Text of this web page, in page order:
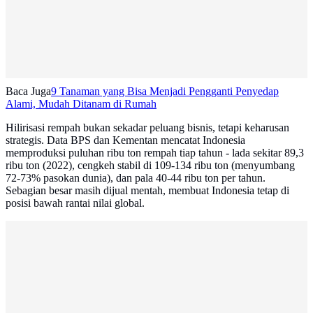
Baca Juga9 Tanaman yang Bisa Menjadi Pengganti Penyedap
Alami, Mudah Ditanam di Rumah
Hilirisasi rempah bukan sekadar peluang bisnis, tetapi keharusan
strategis. Data BPS dan Kementan mencatat Indonesia
memproduksi puluhan ribu ton rempah tiap tahun - lada sekitar 89,3
ribu ton (2022), cengkeh stabil di 109-134 ribu ton (menyumbang
72-73% pasokan dunia), dan pala 40-44 ribu ton per tahun.
Sebagian besar masih dijual mentah, membuat Indonesia tetap di
posisi bawah rantai nilai global.